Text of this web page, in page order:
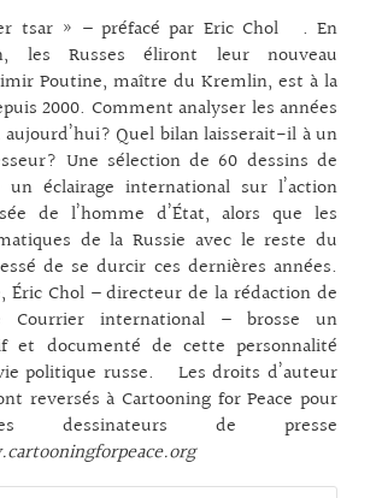
tsar » – préfacé par Eric Chol . En
les Russes éliront leur nouveau
Poutine, maître du Kremlin, est à la
2000. Comment analyser les années
aujourd’hui? Quel bilan laisserait-il à un
Une sélection de 60 dessins de
un éclairage international sur l’action
de l’homme d’État, alors que les
de la Russie avec le reste du
de se durcir ces dernières années.
Éric Chol – directeur de la rédaction de
Courrier international – brosse un
et documenté de cette personnalité
politique russe. Les droits d’auteur
reversés à Cartooning for Peace pour
dessinateurs de presse